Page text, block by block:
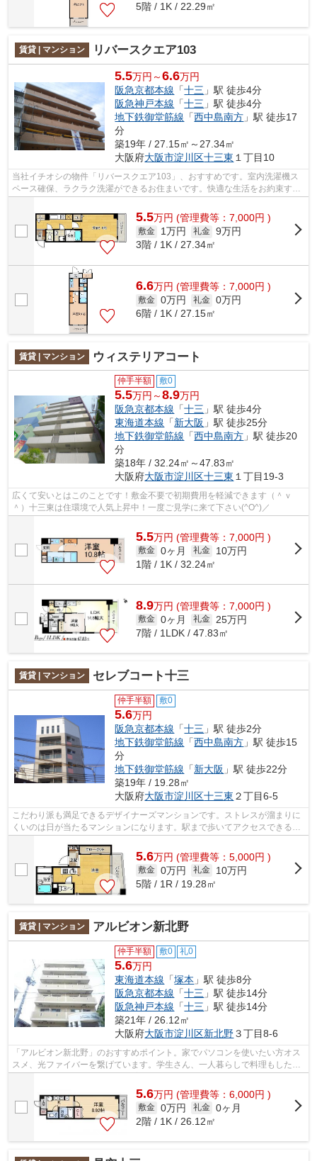
5階 / 1K / 22.29㎡
賃貸 | マンション リバースクエア103
5.5万円～6.6万円
阪急京都本線 「十三 」駅 徒歩4分
阪急神戸本線 「十三 」駅 徒歩4分
地下鉄御堂筋線 「西中島南方 」駅 徒歩17
分
築19年 / 27.15㎡～27.34㎡
大阪府大阪市淀川区十三東 １丁目10
当社イチオシの物件「リバースクエア103」、おすすめです。室内洗濯機ス
ペース確保、ラクラク洗濯ができるお住まいです。快適な生活をお約束する
角部屋で涼しく快適に生活しましょう。...
5.5万円 (管理費等：7,000円 )
敷金 1万円 礼金 9万円
3階 / 1K / 27.34㎡
6.6万円 (管理費等：7,000円 )
敷金 0万円 礼金 0万円
6階 / 1K / 27.15㎡
賃貸 | マンション ウィステリアコート
仲手半額 敷0
5.5万円～8.9万円
阪急京都本線 「十三 」駅 徒歩4分
東海道本線 「新大阪 」駅 徒歩25分
地下鉄御堂筋線 「西中島南方 」駅 徒歩20
分
築18年 / 32.24㎡～47.83㎡
大阪府大阪市淀川区十三東 １丁目19-3
広くて安いとはこのことです！敷金不要で初期費用を軽減できます（＾ｖ
＾）十三東は住環境で人気上昇中！一度ご見学に来て下さい(^O^)／
5.5万円 (管理費等：7,000円 )
敷金 0ヶ月 礼金
10万円
1階 / 1K / 32.24㎡
8.9万円 (管理費等：7,000円 )
敷金 0ヶ月 礼金
25万円
7階 / 1LDK / 47.83㎡
賃貸 | マンション セレブコート十三
仲手半額 敷0
5.6万円
阪急京都本線 「十三 」駅 徒歩2分
地下鉄御堂筋線 「西中島南方 」駅 徒歩15
分
地下鉄御堂筋線 「新大阪 」駅 徒歩22分
築19年 / 19.28㎡
大阪府大阪市淀川区十三東 ２丁目6-5
こだわり派も満足できるデザイナーズマンションです。ストレスが溜まりに
くいのは日が当たるマンションになります。駅まで歩いてアクセスできる、
5.6万円 (管理費等：5,000円 )
敷金 0万円 礼金
10万円
5階 / 1R / 19.28㎡
賃貸 | マンション アルビオン新北野
仲手半額 敷0 礼0
5.6万円
東海道本線 「塚本 」駅 徒歩8分
阪急京都本線 「十三 」駅 徒歩14分
阪急神戸本線 「十三 」駅 徒歩14分
築21年 / 26.12㎡
大阪府大阪市淀川区新北野３丁目8-6
「アルビオン新北野」のおすすめポイント。家でパソコンを使いたい方オス
スメ、光ファイバーを繋げています。学生さん、一人暮らしで料理もしたい
5.6万円 (管理費等：6,000円 )
敷金 0万円 礼金 0ヶ月
2階 / 1K / 26.12㎡